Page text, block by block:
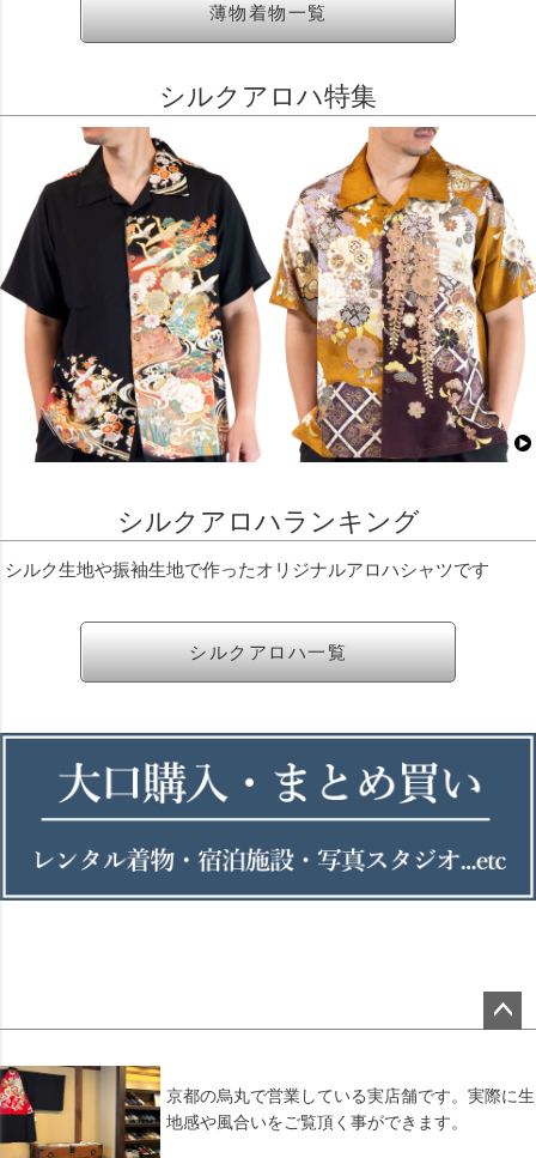
薄物着物一覧
シルクアロハ特集
シルクアロハランキング
シルク生地や振袖生地で作ったオリジナルアロハシャツです
シルクアロハ一覧
ップ
京都の烏丸で営業している実店舗です。実際に生
地感や風合いをご覧頂く事ができます。